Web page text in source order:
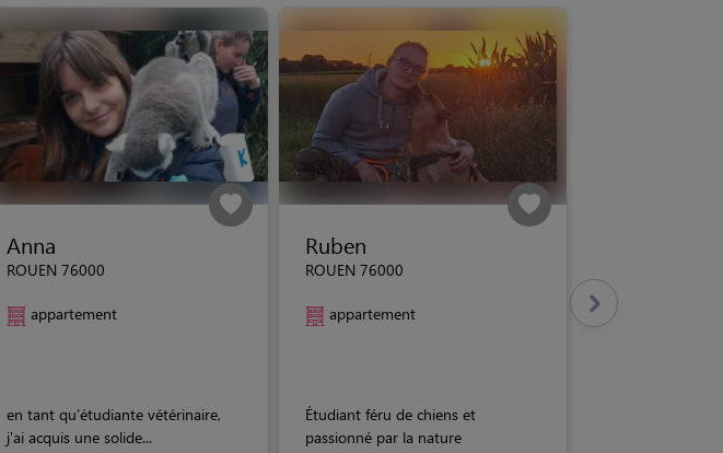
Anna
ROUEN 76000
appartement
en tant qu'étudiante vétérinaire,
j'ai acquis une solide...
Ruben
ROUEN 76000
appartement
Étudiant féru de chiens et
passionné par la nature